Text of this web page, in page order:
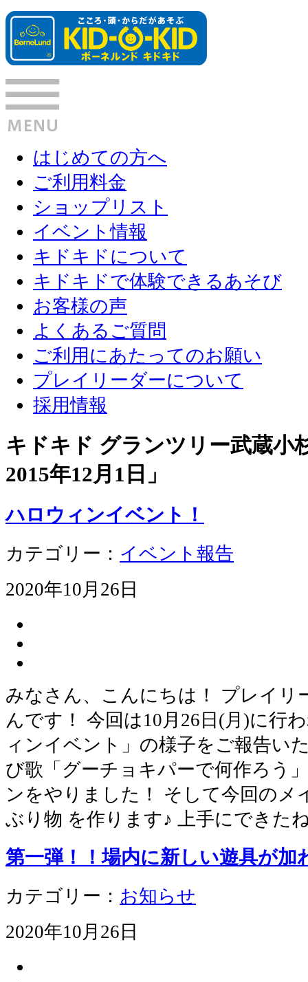
はじめての方へ
ご利用料金
ショップリスト
イベント情報
キドキドについて
キドキドで体験できるあそび
お客様の声
よくあるご質問
ご利用にあたってのお願い
プレイリーダーについて
採用情報
キドキド グランツリー武蔵
2015年12月1日 」
ハロウィンイベント！
カテゴリー： イベント報告
2020年10月26日
みなさん、こんにちは！ プレイリ
んです！ 今回は10月26日(月)に行
ィンイベント」の様子をご報告い
び歌「グーチョキパーで何作ろう
ンをやりました！ そして今回の
ぶり物 を作ります♪ 上手にできた
第一弾！！場内に新しい遊具が加
カテゴリー： お知らせ
2020年10月26日